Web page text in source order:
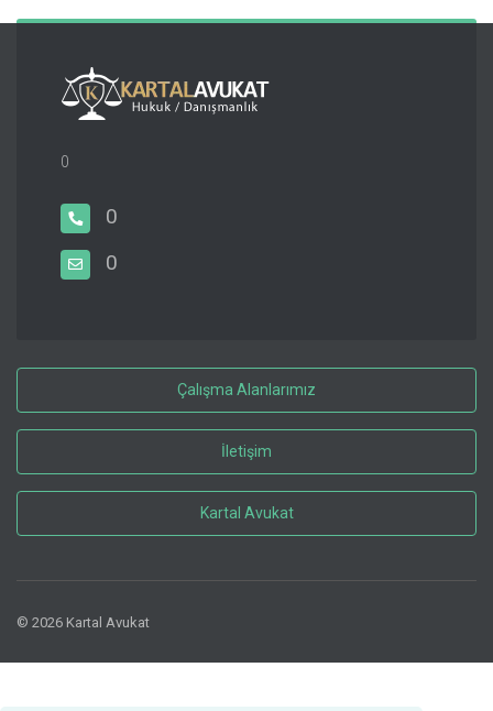
0
0
0
Çalışma Alanlarımız
İletişim
Kartal Avukat
© 2026 Kartal Avukat